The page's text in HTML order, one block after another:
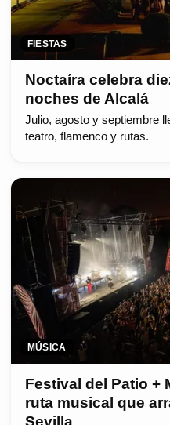
FIESTAS
Noctaíra celebra
noches de Alcalá
Julio, agosto y septiembre
teatro, flamenco y rutas.
MÚSICA
Festival del Patio +
ruta musical que
Sevilla